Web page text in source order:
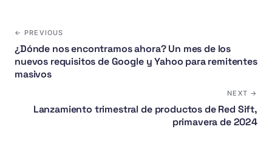
← PREVIOUS
¿Dónde nos encontramos ahora? Un mes de los
nuevos requisitos de Google y Yahoo para remitentes
masivos
NEXT →
Lanzamiento trimestral de productos de Red Sift,
primavera de 2024